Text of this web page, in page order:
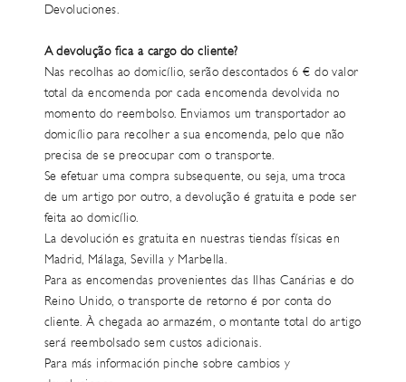
Devoluciones.
A devolução fica a cargo do cliente?
Nas recolhas ao domicílio, serão descontados 6 € do valor
total da encomenda por cada encomenda devolvida no
momento do reembolso. Enviamos um transportador ao
domicílio para recolher a sua encomenda, pelo que não
precisa de se preocupar com o transporte.
Se efetuar uma compra subsequente, ou seja, uma troca
de um artigo por outro, a devolução é gratuita e pode ser
feita ao domicílio.
La devolución es gratuita en nuestras tiendas físicas en
Madrid, Málaga, Sevilla y Marbella.
Para as encomendas provenientes das Ilhas Canárias e do
Reino Unido, o transporte de retorno é por conta do
cliente. À chegada ao armazém, o montante total do artigo
será reembolsado sem custos adicionais.
Para más información pinche sobre cambiosy